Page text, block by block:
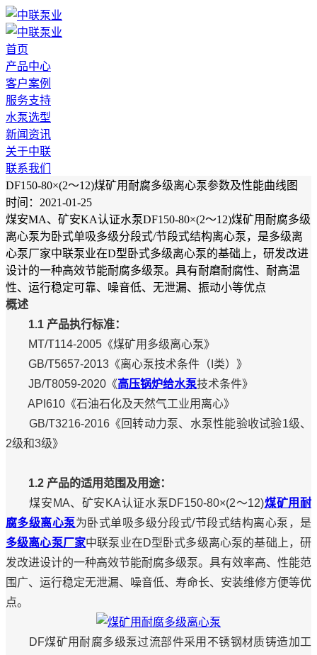
首页
产品中心
客户案例
服务支持
水泵选型
新闻资讯
关于中联
联系我们
DF150-80×(2～12)煤矿用耐腐多级离心泵参数及性能曲线图
时间：2021-01-25
煤安MA、矿安KA认证水泵DF150-80×(2～12)煤矿用耐腐多级
离心泵为卧式单吸多级分段式/节段式结构离心泵，是多级离
心泵厂家中联泵业在D型卧式多级离心泵的基础上，研发改进
设计的一种高效节能耐腐多级泵。具有耐磨耐腐性、耐高温
性、运行稳定可靠、噪音低、无泄漏、振动小等优点
概述
1.1 产品执行标准：
MT/T114-2005《煤矿用多级离心泵》
GB/T5657-2013《离心泵技术条件（I类）》
JB/T8059-2020《高压锅炉给水泵技术条件》
API610《石油石化及天然气工业用离心》
GB/T3216-2016《回转动力泵、水泵性能验收试验1级、
2级和3级》
1.2 产品的适用范围及用途：
煤安MA、矿安KA认证水泵DF150-80×(2～12)煤矿用耐
腐多级离心泵为卧式单吸多级分段式/节段式结构离心泵，是
多级离心泵厂家中联泵业在D型卧式多级离心泵的基础上，研
发改进设计的一种高效节能耐腐多级泵。具有效率高、性能范
围广、运行稳定无泄漏、噪音低、寿命长、安装维修方便等优
点。
DF煤矿用耐腐多级泵过流部件采用不锈钢材质铸造加工